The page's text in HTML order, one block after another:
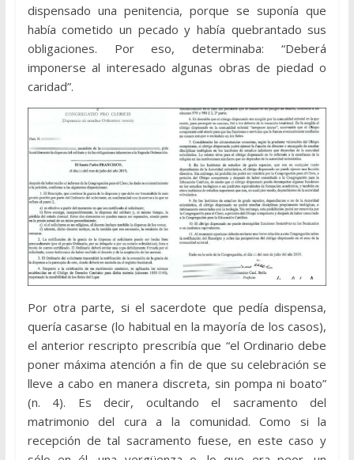
dispensado una penitencia, porque se suponía que
había cometido un pecado y había quebrantado sus
obligaciones. Por eso, determinaba: “Deberá
imponerse al interesado algunas obras de piedad o
caridad”.
Por otra parte, si el sacerdote que pedía dispensa,
quería casarse (lo habitual en la mayoría de los casos),
el anterior rescripto prescribía que “el Ordinario debe
poner máxima atención a fin de que su celebración se
lleve a cabo en manera discreta, sin pompa ni boato”
(n. 4). Es decir, ocultando el sacramento del
matrimonio del cura a la comunidad. Como si la
recepción de tal sacramento fuese, en este caso y